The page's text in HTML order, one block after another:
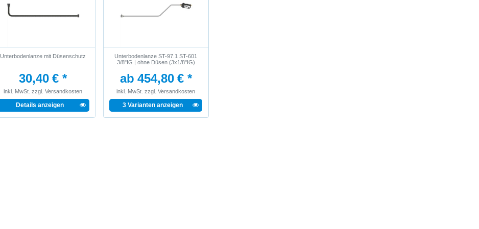
Unterbodenlanze mit Düsenschutz
30,40 € *
inkl. MwSt. zzgl.Versandkosten
Details anzeigen
Unterbodenlanze ST-97.1 ST-601
3/8"IG | ohne Düsen (3x1/8"IG)
ab 454,80 € *
inkl. MwSt. zzgl.Versandkosten
3 Varianten anzeigen